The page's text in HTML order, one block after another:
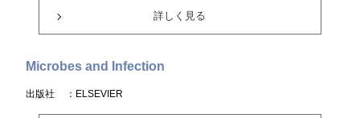
詳しく見る
Microbes and Infection
出版社 ：ELSEVIER